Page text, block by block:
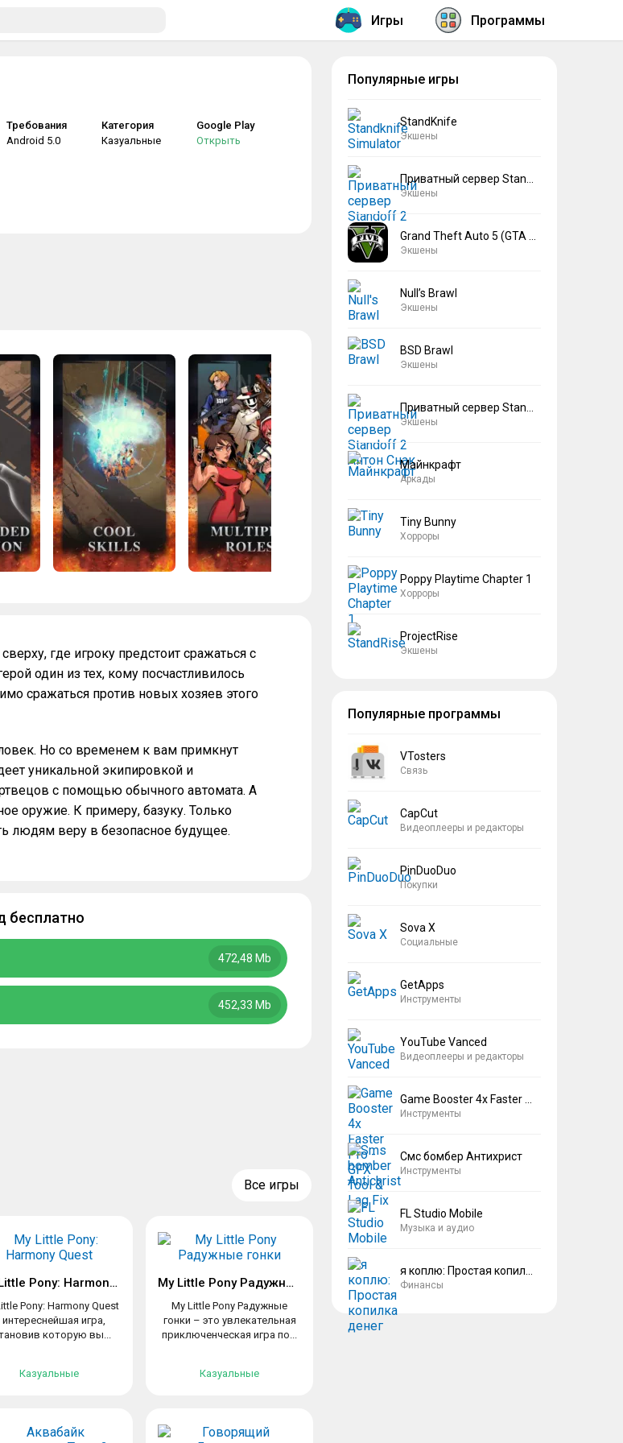
Игры Программы
Требования
Android 5.0
Категория
Казуальные
Google Play
Открыть
где игроку предстоит сражаться с
один из тех, кому посчастливилось
сражаться против новых хозяев этого
Но со временем к вам примкнут
уникальной экипировкой и
с помощью обычного автомата. А
оружие. К примеру, базуку. Только
людям веру в безопасное будущее.
бесплатно
472,48 Mb
452,33 Mb
Все игры
My Little Pony: Harmony Quest
Pony: Harmony Quest
интереснейшая игра,
которую вы...
Казуальные
My Little Pony Радужные гонки
My Little Pony Радужные
гонки – это увлекательная
приключенческая игра по...
Казуальные
Популярные игры
StandKnife
Экшены
Экшены
Экшены
Null’s Brawl
Экшены
BSD Brawl
Экшены
Экшены
Майнкрафт
Аркады
Tiny Bunny
Хорроры
Poppy Playtime Chapter 1
Хорроры
ProjectRise
Экшены
Популярные программы
VTosters
Связь
CapCut
Видеоплееры и редакторы
PinDuoDuo
Покупки
Sova X
Социальные
GetApps
Инструменты
YouTube Vanced
Видеоплееры и редакторы
Инструменты
Смс бомбер Антихрист
Инструменты
FL Studio Mobile
Музыка и аудио
Финансы